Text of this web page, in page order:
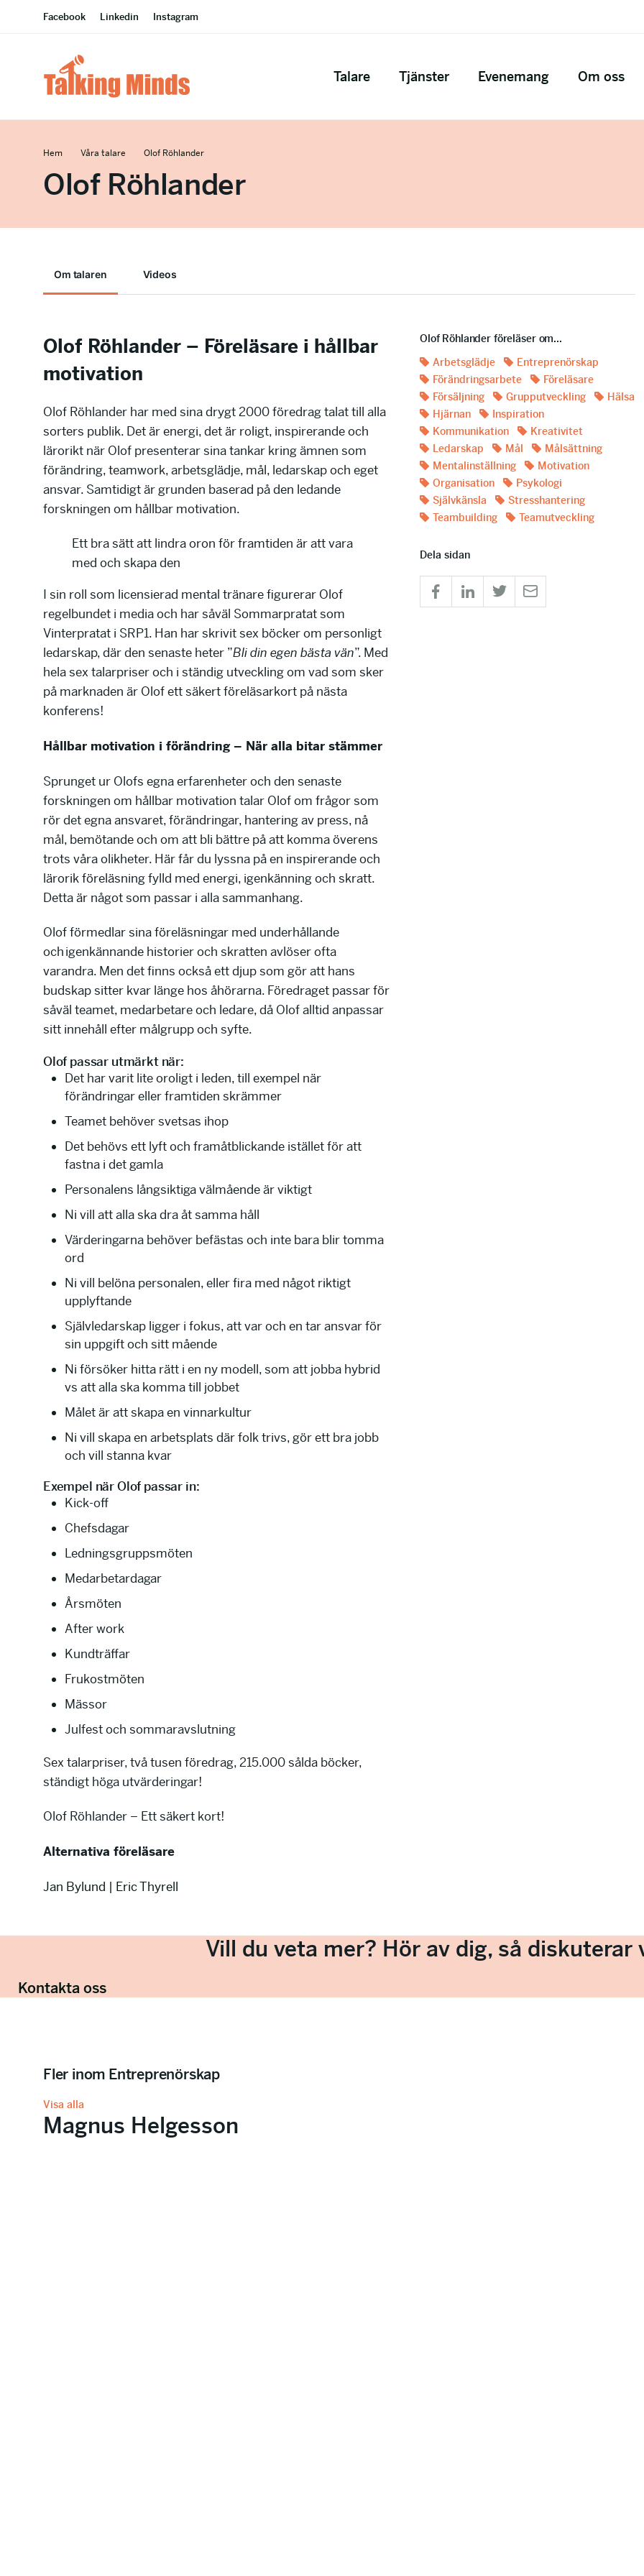
Facebook Linkedin Instagram
Talare Tjänster Evenemang Om oss
Hem Våra talare Olof Röhlander
Olof Röhlander
Om talaren Videos
Olof Röhlander – Föreläsare i hållbar
motivation
Olof Röhlander har med sina drygt 2000 föredrag talat till alla
sorters publik. Det är energi, det är roligt, inspirerande och
lärorikt när Olof presenterar sina tankar kring ämnen som
förändring, teamwork, arbetsglädje, mål, ledarskap och eget
ansvar. Samtidigt är grunden baserad på den ledande
forskningen om hållbar motivation.
Ett bra sätt att lindra oron för framtiden är att vara
med och skapa den
I sin roll som licensierad mental tränare figurerar Olof
regelbundet i media och har såväl Sommarpratat som
Vinterpratat i SRP1. Han har skrivit sex böcker om personligt
ledarskap, där den senaste heter ”Bli din egen bästa vän”. Med
hela sex talarpriser och i ständig utveckling om vad som sker
på marknaden är Olof ett säkert föreläsarkort på nästa
konferens!
Hållbar motivation i förändring – När alla bitar stämmer
Sprunget ur Olofs egna erfarenheter och den senaste
forskningen om hållbar motivation talar Olof om frågor som
rör det egna ansvaret, förändringar, hantering av press, nå
mål, bemötande och om att bli bättre på att komma överens
trots våra olikheter. Här får du lyssna på en inspirerande och
lärorik föreläsning fylld med energi, igenkänning och skratt.
Detta är något som passar i alla sammanhang.
Olof förmedlar sina föreläsningar med underhållande
och igenkännande historier och skratten avlöser ofta
varandra. Men det finns också ett djup som gör att hans
budskap sitter kvar länge hos åhörarna. Föredraget passar för
såväl teamet, medarbetare och ledare, då Olof alltid anpassar
sitt innehåll efter målgrupp och syfte.
Olof passar utmärkt när:
Det har varit lite oroligt i leden, till exempel när
förändringar eller framtiden skrämmer
Teamet behöver svetsas ihop
Det behövs ett lyft och framåtblickande istället för att
fastna i det gamla
Personalens långsiktiga välmående är viktigt
Ni vill att alla ska dra åt samma håll
Värderingarna behöver befästas och inte bara blir tomma
ord
Ni vill belöna personalen, eller fira med något riktigt
upplyftande
Självledarskap ligger i fokus, att var och en tar ansvar för
sin uppgift och sitt mående
Ni försöker hitta rätt i en ny modell, som att jobba hybrid
vs att alla ska komma till jobbet
Målet är att skapa en vinnarkultur
Ni vill skapa en arbetsplats där folk trivs, gör ett bra jobb
och vill stanna kvar
Exempel när Olof passar in:
Kick-off
Chefsdagar
Ledningsgruppsmöten
Medarbetardagar
Årsmöten
After work
Kundträffar
Frukostmöten
Mässor
Julfest och sommaravslutning
Sex talarpriser, två tusen föredrag, 215.000 sålda böcker,
ständigt höga utvärderingar!
Olof Röhlander – Ett säkert kort!
Alternativa föreläsare
Jan Bylund | Eric Thyrell
Olof Röhlander föreläser om...
Arbetsglädje
Entreprenörskap
Förändringsarbete
Föreläsare
Försäljning
Grupputveckling
Hälsa
Hjärnan
Inspiration
Kommunikation
Kreativitet
Ledarskap
Mål
Målsättning
Mentalinställning
Motivation
Organisation
Psykologi
Självkänsla
Stresshantering
Teambuilding
Teamutveckling
Dela sidan
Vill du veta mer? Hör av dig, så diskuterar
Kontakta oss
Fler inom Entreprenörskap
Visa alla
Magnus Helgesson